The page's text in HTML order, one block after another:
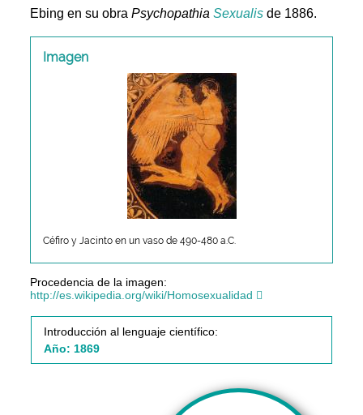
Ebing en su obraPsychopathiaSexualis de 1886.
Imagen
Céfiro y Jacinto en un vaso de 490-480 a.C.
Procedencia de la imagen:
http://es.wikipedia.org/wiki/Homosexualidad
Introducción al lenguaje científico:
Año: 1869